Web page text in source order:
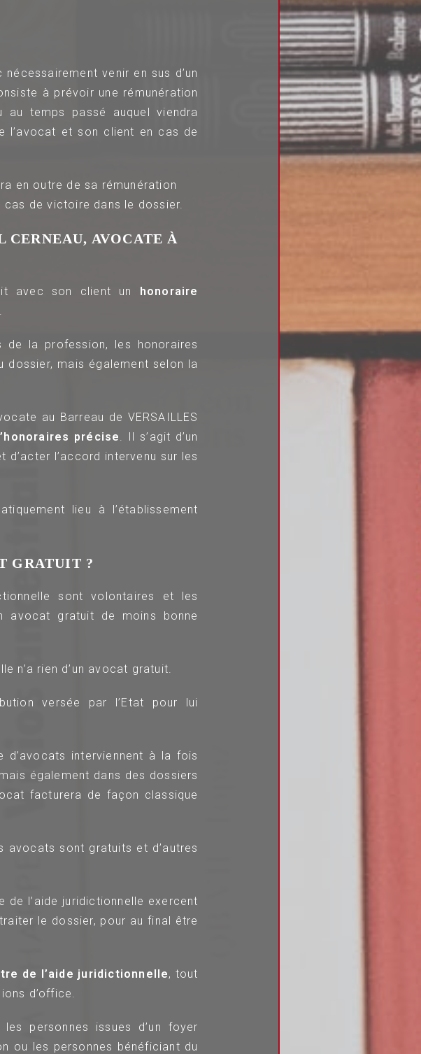
venir en sus d’un
à prévoir une rémunération
temps passé auquel viendra
l’avocat et son client en cas de
en outre de sa rémunération
de victoire dans le dossier.
AVOCATE À
avec son client un honoraire
de la profession, les honoraires
mais également selon la
au Barreau de VERSAILLES
précise. Il s’agit d’un
l’accord intervenu sur les
lieu à l’établissement
GRATUIT ?
sont volontaires et les
avocat gratuit de moins bonne
n’a rien d’un avocat gratuit.
versée par l’Etat pour lui
d’avocats interviennent à la fois
également dans des dossiers
facturera de façon classique
sont gratuits et d’autres
l’aide juridictionnelle exercent
le dossier, pour au final être
de l’aide juridictionnelle, tout
d’office.
personnes issues d’un foyer
ou les personnes bénéficiant du